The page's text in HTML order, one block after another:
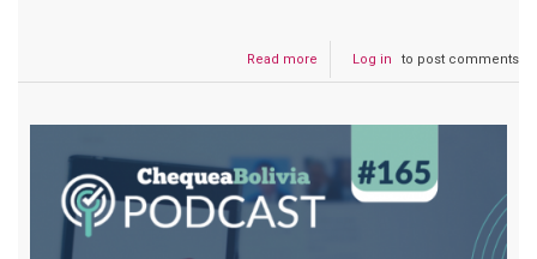
Read more
Podcast
pedido
reforma
Log in to post comments